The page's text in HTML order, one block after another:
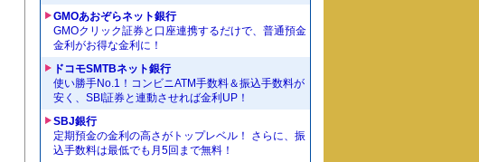
GMOあおぞらネット銀行
GMOクリック証券と口座連携するだけで、普通預金
金利がお得な金利に！
ドコモSMTBネット銀行
使い勝手No.1！コンビニATM手数料＆振込手数料が
安く、SBI証券と連動させれば金利UP！
SBJ銀行
定期預金の金利の高さがトップレベル！ さらに、振
込手数料は最低でも月5回まで無料！